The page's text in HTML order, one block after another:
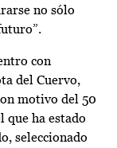
no sólo
con
del Cuervo,
motivo del 50
que ha estado
seleccionado